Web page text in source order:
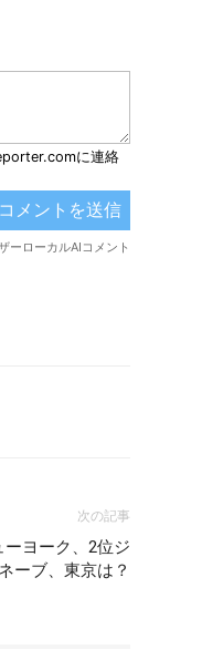
次の記事
ヨーク、2位ジ
ーブ、東京は？